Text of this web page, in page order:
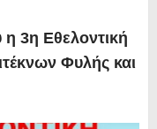
3η Εθελοντική
Φυλής και